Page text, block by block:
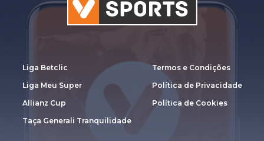
Liga Betclic
Liga Meu Super
Allianz Cup
Taça Generali Tranquilidade
Termos e Condições
Política de Privacidade
Política de Cookies